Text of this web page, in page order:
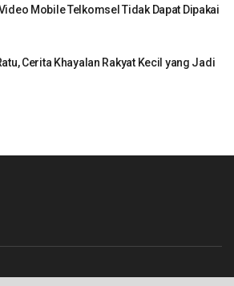
Mobile Telkomsel Tidak Dapat Dipakai
Cerita Khayalan Rakyat Kecil yang Jadi